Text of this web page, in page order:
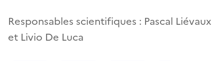
Responsables scientifiques : Pascal Liévaux
et Livio De Luca